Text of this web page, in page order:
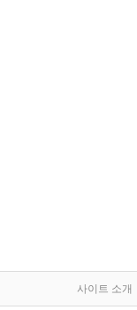
사이트 소개